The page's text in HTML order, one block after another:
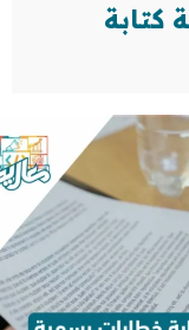
كتابة